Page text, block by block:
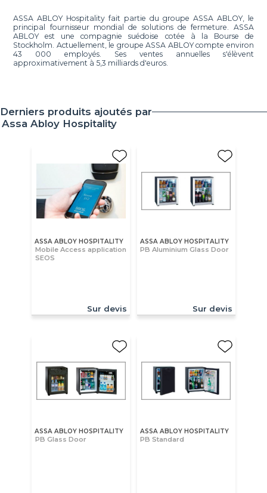
ASSA ABLOY Hospitality fait partie du groupe ASSA ABLOY, le
principal fournisseur mondial de solutions de fermeture. ASSA
ABLOY est une compagnie suédoise cotée à la Bourse de
Stockholm. Actuellement, le groupe ASSA ABLOY compte environ
43 000 employés. Ses ventes annuelles s'élèvent
approximativement à 5,3 milliards d'euros.
Derniers produits ajoutés par
Assa Abloy Hospitality
ASSA ABLOY HOSPITALITY
Mobile Access application
SEOS
Sur devis
ASSA ABLOY HOSPITALITY
PB Aluminium Glass Door
Sur devis
ASSA ABLOY HOSPITALITY
PB Glass Door
ASSA ABLOY HOSPITALITY
PB Standard